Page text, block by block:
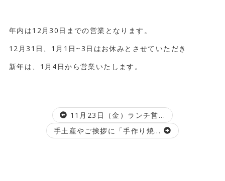
年内は12月30日までの営業となります。
12月31日、1月1日~3日はお休みとさせていただき
新年は、1月4日から営業いたします。
11月23日（金）ランチ営...
手土産やご挨拶に「手作り焼...